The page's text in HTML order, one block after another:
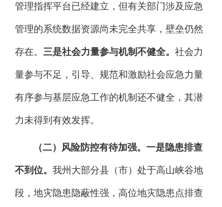
管理指挥平台已经建立，但有关部门涉及应急
管理的系统数据资源尚未完全共享，壁垒仍然
存在。 三是社会力量参与机制不健全。 社会力
量参与不足，引导、规范和激励社会应急力量
有序参与基层应急工作的机制还不健全，其潜
力未得到有效发挥。
（二）风险防控有待加强。一是隐患排查
不到位。 我州大部分县（市）处于高山峡谷地
段，地灾隐患隐蔽性强，高位地灾隐患点排查